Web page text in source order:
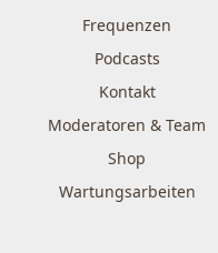
Frequenzen
Podcasts
Kontakt
Moderatoren & Team
Shop
Wartungsarbeiten